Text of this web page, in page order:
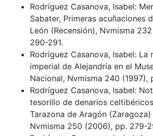
Rodríguez Casanova, Isabel:
Sabater, Primeras acuñaciones
León (Recensión), Nvmisma
290-291.
Rodríguez Casanova, Isabel: La
imperial de Alejandría en el
Nacional, Nvmisma 240 (1997),
Rodríguez Casanova, Isabel:
tesorillo de denarios
Tarazona de Aragón (Zaragoza)
Nvmisma 250 (2006), pp. 279-